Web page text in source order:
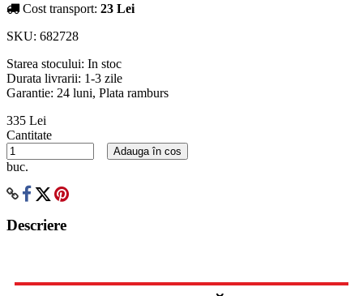
Cost transport: 23 Lei
SKU: 682728
Starea stocului: In stoc
Durata livrarii: 1-3 zile
Garantie: 24 luni, Plata ramburs
335 Lei
Cantitate
buc.
Adauga în cos
Descriere